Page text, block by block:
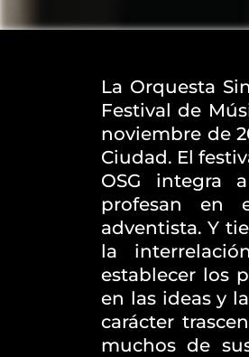
La Orquesta
Festival de
noviembre de
Ciudad. El
OSG integra
profesan en
adventista. Y
la
establecer los
en las ideas y
carácter
muchos de